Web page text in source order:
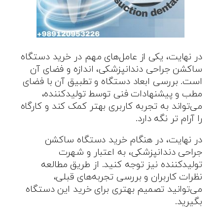
در نهایت، یکی از عامل‌های مهم در خرید دستگاه
ساکشن جراحی دندانپزشکی، اندازه و فضای آن
است. بررسی ابعاد دستگاه و تطبیق آن با فضای
مطب و پیشنهادات فنی توسط تولیدکننده،
می‌تواند به تجربه کاربری بهتر کمک کند و کارگاه
را آرام تر نگه دارد.
در نهایت، در هنگام خرید دستگاه ساکشن
جراحی دندانپزشکی، به اعتبار و شهرت
تولیدکننده نیز توجه کنید. از طریق مطالعه
نظرات کاربران و بررسی تجربه‌های قبلی،
می‌توانید تصمیم بهتری برای خرید این دستگاه
بگیرید.